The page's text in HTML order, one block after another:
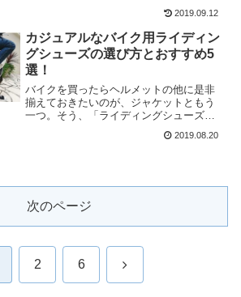
ます。レトロなバイクだろうがスクータ
ーだろうが、気付くとライバル車種と比
較していたり・・・。25...
2019.09.12
カジュアルなバイク用ライディン
グシューズの選び方とおすすめ5
選！
バイクを買ったらヘルメットの他に是非
揃えておきたいのが、ジャケットともう
一つ。そう、「ライディングシューズ」
です。しかし、一口にライディングシュ
ーズと言ってもブーツやスニーカーなど
2019.08.20
次のページ
2 6 次